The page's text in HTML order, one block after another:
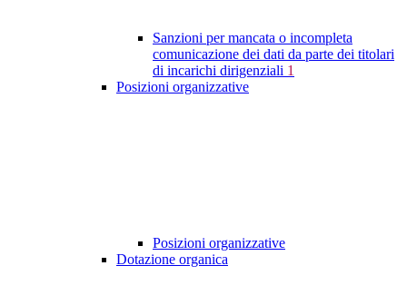
Sanzioni per mancata o incompleta
comunicazione dei dati da parte dei titolari
di incarichi dirigenziali 1
Posizioni organizzative
Posizioni organizzative
Dotazione organica